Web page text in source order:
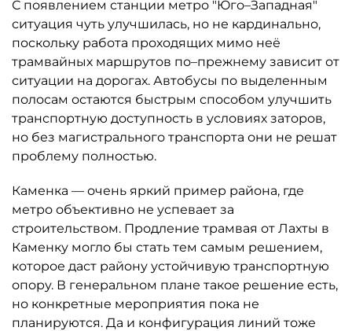
С появлением станции метро "Юго–Западная"
ситуация чуть улучшилась, но не кардинально,
поскольку работа проходящих мимо неё
трамвайных маршрутов по–прежнему зависит от
ситуации на дорогах. Автобусы по выделенным
полосам остаются быстрым способом улучшить
транспортную доступность в условиях заторов,
но без магистрального транспорта они не решат
проблему полностью.
Каменка — очень яркий пример района, где
метро объективно не успевает за
строительством. Продление трамвая от Лахты в
Каменку могло бы стать тем самым решением,
которое даст району устойчивую транспортную
опору. В генеральном плане такое решение есть,
но конкретные мероприятия пока не
планируются. Да и конфигурация линий тоже